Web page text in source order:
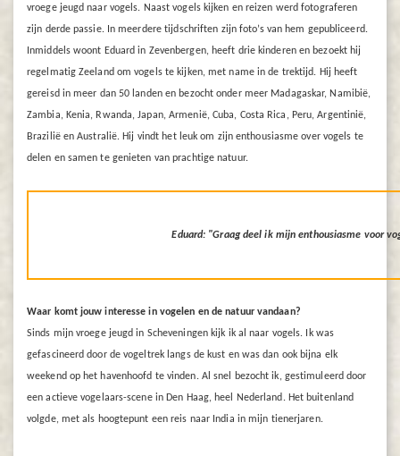
vroege jeugd naar vogels. Naast vogels kijken en reizen werd fotograferen
zijn derde passie. In meerdere tijdschriften zijn foto’s van hem gepubliceerd.
Inmiddels woont Eduard in Zevenbergen, heeft drie kinderen en bezoekt hij
regelmatig Zeeland om vogels te kijken, met name in de trektijd. Hij heeft
gereisd in meer dan 50 landen en bezocht onder meer Madagaskar, Namibië,
Zambia, Kenia, Rwanda, Japan, Armenië, Cuba, Costa Rica, Peru, Argentinië,
Brazilië en Australië. Hij vindt het leuk om zijn enthousiasme over vogels te
delen en samen te genieten van prachtige natuur.
Eduard: "Graag deel ik mijn enthousiasme voor
Waar komt jouw interesse in vogelen en de natuur vandaan?
Sinds mijn vroege jeugd in Scheveningen kijk ik al naar vogels. Ik was
gefascineerd door de vogeltrek langs de kust en was dan ook bijna elk
weekend op het havenhoofd te vinden. Al snel bezocht ik, gestimuleerd door
een actieve vogelaars-scene in Den Haag, heel Nederland. Het buitenland
volgde, met als hoogtepunt een reis naar India in mijn tienerjaren.